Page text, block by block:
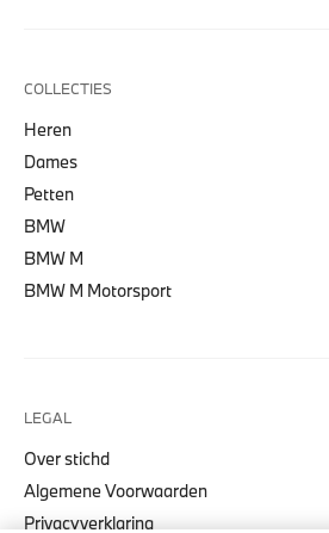
COLLECTIES
Heren
Dames
Petten
BMW
BMW M
BMW M Motorsport
LEGAL
Over stichd
Algemene Voorwaarden
Privacyverklaring